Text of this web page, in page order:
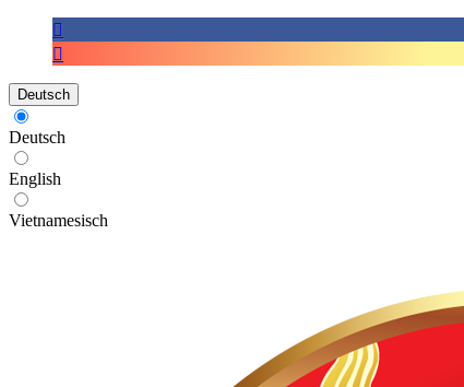
Deutsch
Deutsch
English
Vietnamesisch